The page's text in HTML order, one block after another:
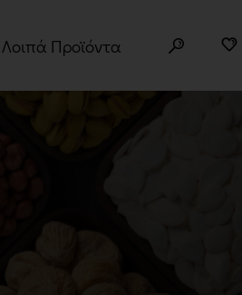
Λοιπά Προϊόντα